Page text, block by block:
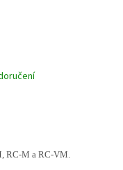
RC-M a RC-VM.